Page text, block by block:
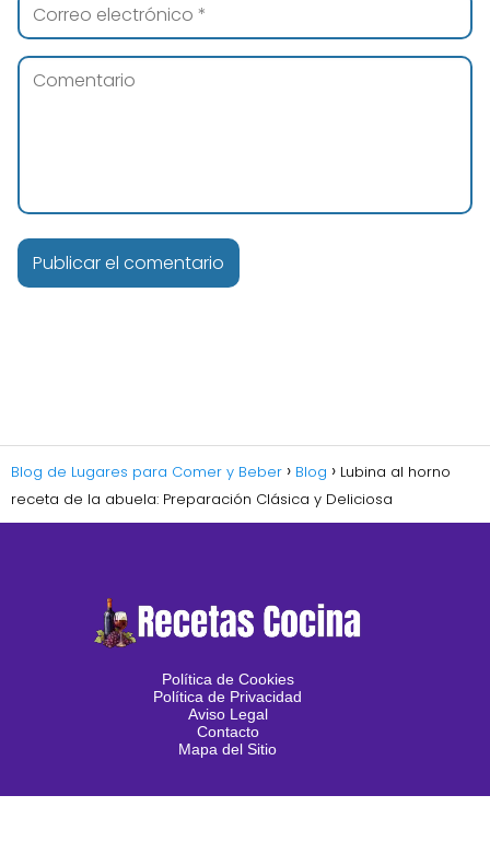
Blog de Lugares para Comer y Beber Blog
Lubina al horno
receta de la abuela: Preparación Clásica y Deliciosa
Política de Cookies
Política de Privacidad
Aviso Legal
Contacto
Mapa del Sitio